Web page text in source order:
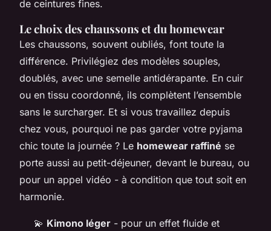
de ceintures fines.
Le choix des chaussons et du homewear
Les chaussons, souvent oubliés, font toute la
différence. Privilégiez des modèles souples,
doublés, avec une semelle antidérapante. En cuir
ou en tissu coordonné, ils complètent l’ensemble
sans le surcharger. Et si vous travaillez depuis
chez vous, pourquoi ne pas garder votre pyjama
chic toute la journée ? Le homewear raffiné se
porte aussi au petit-déjeuner, devant le bureau, ou
pour un appel vidéo - à condition que tout soit en
harmonie.
💫 Kimono léger - pour un effet fluide et